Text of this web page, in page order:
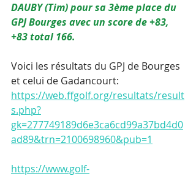
DAUBY (Tim) pour sa 3ème place du
GPJ Bourges avec un score de +83,
+83 total 166.
Voici les résultats du GPJ de Bourges
et celui de Gadancourt:
https://web.ffgolf.org/resultats/result
s.php?
gk=277749189d6e3ca6cd99a37bd4d0
ad89&trn=2100698960&pub=1
https://www.golf-